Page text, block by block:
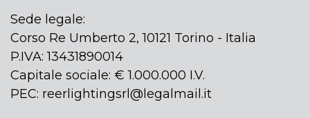
Sede legale:
Corso Re Umberto 2, 10121 Torino - Italia
P.IVA: 13431890014
Capitale sociale: € 1.000.000 I.V.
PEC: reerlightingsrl@legalmail.it